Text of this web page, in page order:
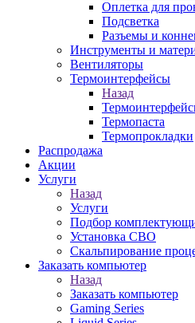
Оплетка для
Подсветка
Разъемы и
Инструменты и
Вентиляторы
Термоинтерфейсы
Назад
Термопаста
Термопрокладки
Распродажа
Акции
Услуги
Назад
Услуги
Подбор
Установка СВО
Скальпирование
Заказать компьютер
Назад
Заказать компьютер
Gaming Series